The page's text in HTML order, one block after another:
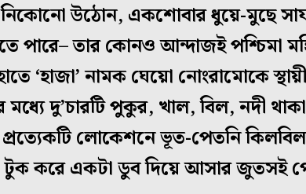
উঠোন, একশোবার ধুয়ে-মুছে সাফ
পারে– তার কোনও আন্দাজই পশ্চিমা
‘হাজা’ নামক ঘেয়ো নোংরামোকে
মধ্যে দু’চারটি পুকুর, খাল, বিল, নদী
লোকেশনে ভূত-পেতনি
করে একটা ডুব দিয়ে আসার জুতসই